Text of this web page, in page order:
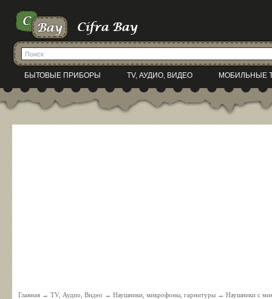
БЫТОВЫЕ ПРИБОРЫ TV, АУДИО, ВИДЕО МОБИЛЬНЫЕ
Главная → TV, Аудио, Видео → Наушники, микрофоны, гарнитуры → Наушники с